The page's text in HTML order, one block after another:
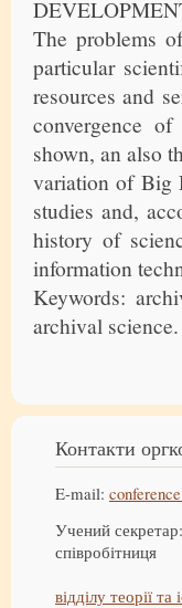
The problems
particular
resources and
convergence
shown, an also
variation of Big
studies and,
history of
information
Keywords:
archival science.
Контакти
E-mail:
Учений секретар:
співробітниця
відділу теорії та